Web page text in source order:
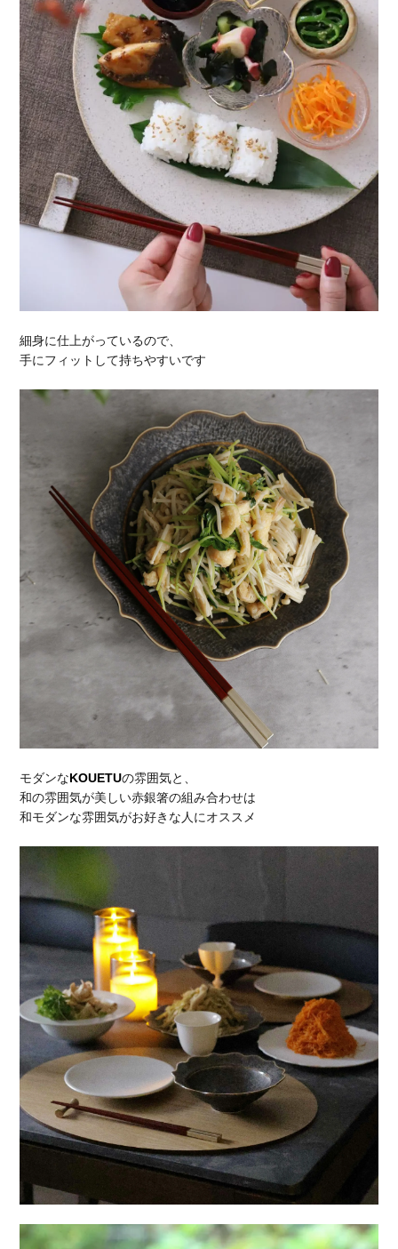
細身に仕上がっているので、
手にフィットして持ちやすいです
モダンなKOUETUの雰囲気と、
和の雰囲気が美しい赤銀箸の組み合わせは
和モダンな雰囲気がお好きな人にオススメ